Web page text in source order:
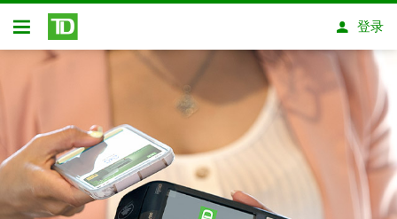
跳转到主要内容
开放式房屋贷款
登录